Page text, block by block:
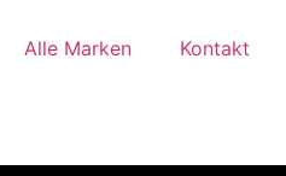
Alle Marken Kontakt